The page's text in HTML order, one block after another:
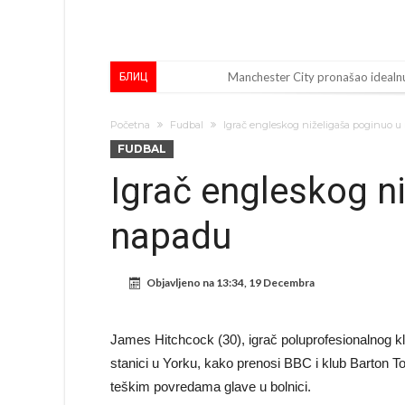
БЛИЦ Manchester City pronašao
Atletico Madrid donosi
Rafael Leao dobio novu ponudu iz
City prodao rezervnog golmana
Istina konačno isplivala na
Početna Fudbal Igrač engleskog niželigaša poginuo u
FUDBAL
Igrač engleskog
napadu
Objavljeno na 13:34, 19 Decembra
James Hitchcock (30), igrač poluprofesionalnog
stanici u Yorku, kako prenosi BBC i klub Barton
teškim povredama glave u bolnici.